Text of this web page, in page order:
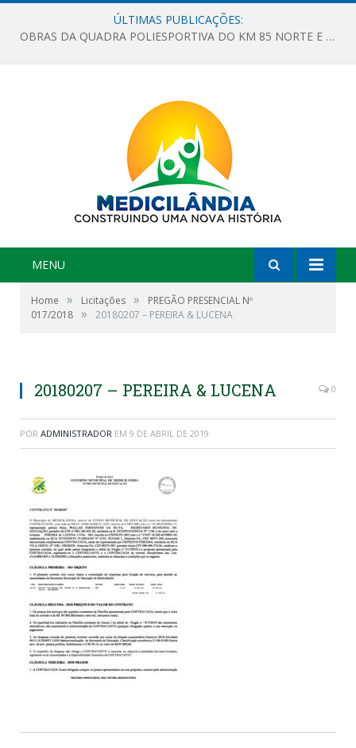
ÚLTIMAS PUBLICAÇÕES:
OBRAS DA QUADRA POLIESPORTIVA DO KM 85 NORTE E DA ESCOLA GASPAR VIANA AVANÇAM
MENU
Home » Licitações »
PREGÃO PRESENCIAL Nº
017/2018 » 20180207 – PEREIRA & LUCENA
20180207 – PEREIRA & LUCENA 0
POR ADMINISTRADOR EM 9 DE ABRIL DE 2019